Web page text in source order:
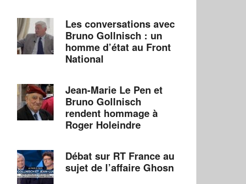
Les conversations avec
Bruno Gollnisch : un
homme d’état au Front
National
Jean-Marie Le Pen et
Bruno Gollnisch
rendent hommage à
Roger Holeindre
Débat sur RT France au
sujet de l’affaire Ghosn